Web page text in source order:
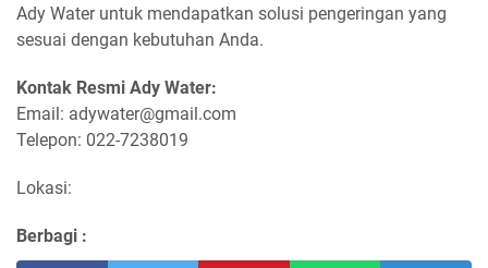
Ady Water untuk mendapatkan solusi pengeringan yang
sesuai dengan kebutuhan Anda.
Kontak Resmi Ady Water:
Email: adywater@gmail.com
Telepon: 022-7238019
Lokasi:
Berbagi :